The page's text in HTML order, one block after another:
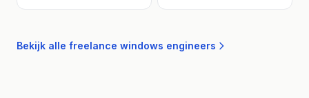
Bekijk alle freelance windows engineers